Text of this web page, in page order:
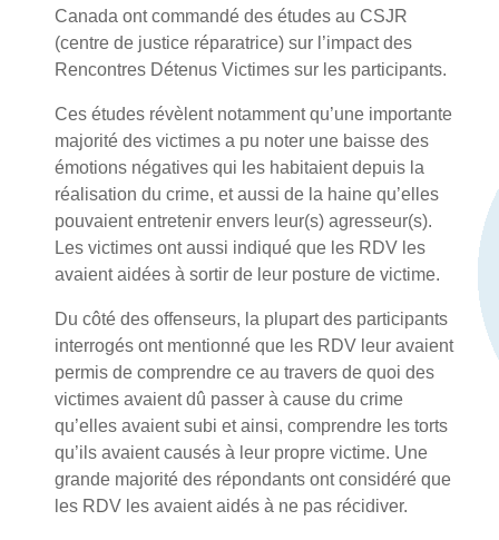
Canada ont commandé des études au CSJR
(centre de justice réparatrice) sur l’impact des
Rencontres Détenus Victimes sur les participants.
Ces études révèlent notamment qu’une importante
majorité des victimes a pu noter une baisse des
émotions négatives qui les habitaient depuis la
réalisation du crime, et aussi de la haine qu’elles
pouvaient entretenir envers leur(s) agresseur(s).
Les victimes ont aussi indiqué que les RDV les
avaient aidées à sortir de leur posture de victime.
Du côté des offenseurs, la plupart des participants
interrogés ont mentionné que les RDV leur avaient
permis de comprendre ce au travers de quoi des
victimes avaient dû passer à cause du crime
qu’elles avaient subi et ainsi, comprendre les torts
qu’ils avaient causés à leur propre victime. Une
grande majorité des répondants ont considéré que
les RDV les avaient aidés à ne pas récidiver.